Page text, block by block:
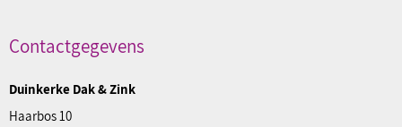
Contactgegevens
Duinkerke Dak & Zink
Haarbos 10